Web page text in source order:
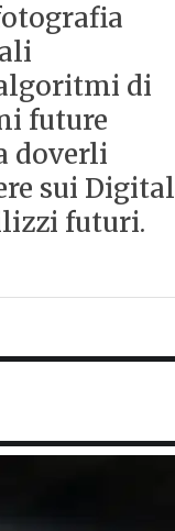
di
future
doverli
sui Digital
futuri.